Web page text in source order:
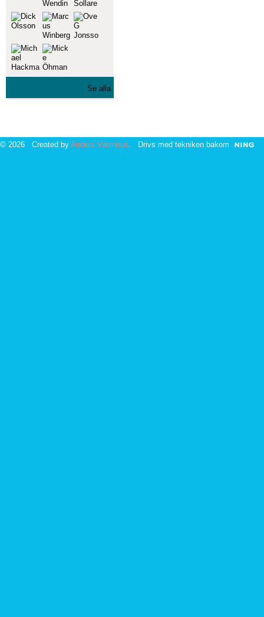
Se alla
© 2026 Created by Anders Værnéus . Drivs med tekniken bakom